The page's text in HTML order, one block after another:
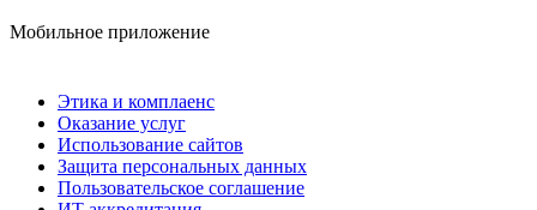
Мобильное приложение
Этика и комплаенс
Оказание услуг
Использование сайтов
Защита персональных данных
Пользовательское соглашение